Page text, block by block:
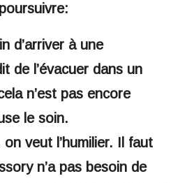
d’arriver à une
de l’évacuer dans un
n’est pas encore
le soin.
veut l’humilier. Il faut
n’a pas besoin de